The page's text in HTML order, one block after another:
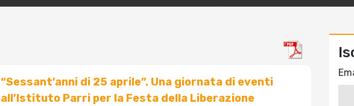
“Sessant’anni di 25 aprile”. Una giornata di eventi
all’Istituto Parri per la Festa della Liberazione